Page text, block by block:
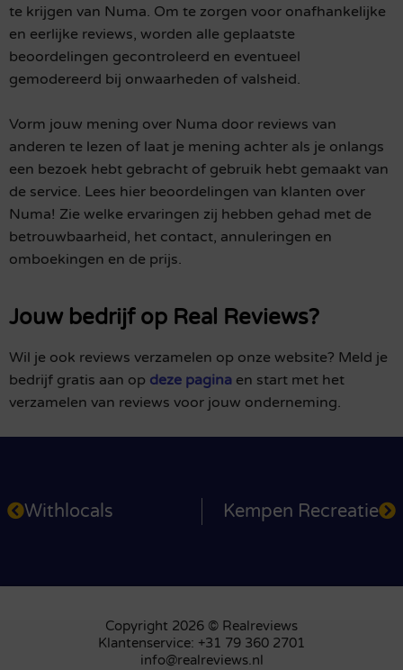
te krijgen van Numa. Om te zorgen voor onafhankelijke
en eerlijke reviews, worden alle geplaatste
beoordelingen gecontroleerd en eventueel
gemodereerd bij onwaarheden of valsheid.
Vorm jouw mening over Numa door reviews van
anderen te lezen of laat je mening achter als je onlangs
een bezoek hebt gebracht of gebruik hebt gemaakt van
de service. Lees hier beoordelingen van klanten over
Numa! Zie welke ervaringen zij hebben gehad met de
betrouwbaarheid, het contact, annuleringen en
omboekingen en de prijs.
Jouw bedrijf op Real Reviews?
Wil je ook reviews verzamelen op onze website? Meld je
bedrijf gratis aan op deze pagina en start met het
verzamelen van reviews voor jouw onderneming.
Withlocals Kempen Recreatie
Copyright 2026 © Realreviews
Klantenservice: +31 79 360 2701
info@realreviews.nl